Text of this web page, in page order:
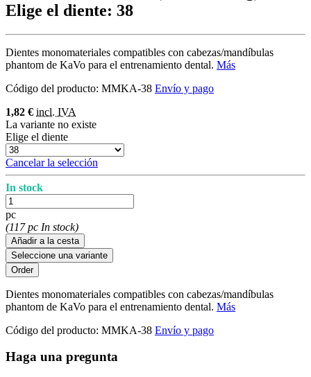
Elige el diente: 38
Dientes monomateriales compatibles con cabezas/mandíbulas
phantom de KaVo para el entrenamiento dental. Más
Código del producto: MMKA-38 Envío y pago
1,82 € incl. IVA
La variante no existe
Elige el diente
Cancelar la selección
In stock
pc
(117 pc In stock)
Añadir a la cesta
Seleccione una variante
Dientes monomateriales compatibles con cabezas/mandíbulas
phantom de KaVo para el entrenamiento dental. Más
Código del producto: MMKA-38 Envío y pago
Haga una pregunta